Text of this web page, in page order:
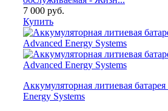
7 000 руб.
Купить
Аккумуляторная литиевая
Energy Systems